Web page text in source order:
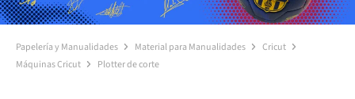
Papelería y Manualidades Material para Manualidades
Cricut
Máquinas Cricut
Plotter de corte